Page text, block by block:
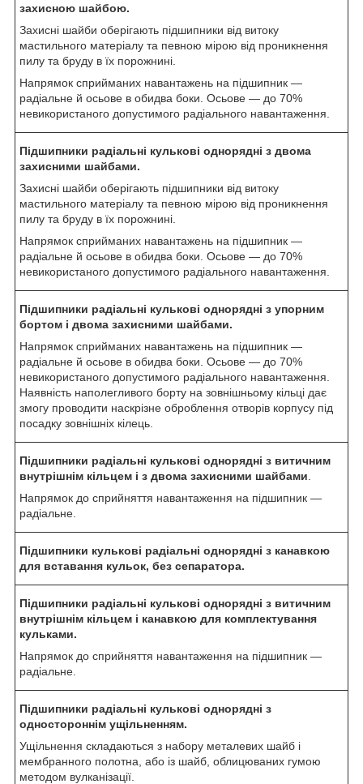
захисною шайбою.
Захисні шайби оберігають підшипники від витоку
мастильного матеріалу та певною мірою від проникнення
пилу та бруду в їх порожнині.
Напрямок сприйманих навантажень на підшипник —
радіальне й осьове в обидва боки. Осьове — до 70%
невикористаного допустимого радіального навантаження.
Підшипники радіальні кулькові однорядні з двома
захисними шайбами.
Захисні шайби оберігають підшипники від витоку
мастильного матеріалу та певною мірою від проникнення
пилу та бруду в їх порожнині.
Напрямок сприйманих навантажень на підшипник —
радіальне й осьове в обидва боки. Осьове — до 70%
невикористаного допустимого радіального навантаження.
Підшипники радіальні кулькові однорядні з упорним
бортом і двома захисними шайбами.
Напрямок сприйманих навантажень на підшипник —
радіальне й осьове в обидва боки. Осьове — до 70%
невикористаного допустимого радіального навантаження.
Наявність наполегливого борту на зовнішньому кільці дає
змогу проводити наскрізне оброблення отворів корпусу під
посадку зовнішніх кілець.
Підшипники радіальні кулькові однорядні з витичним
внутрішнім кільцем і з двома захисними шайбами
Напрямок до сприйняття навантаження на підшипник —
радіальне.
Підшипники кулькові радіальні однорядні з канавкою
для вставання кульок, без сепаратора.
Підшипники радіальні кулькові однорядні з витичним
внутрішнім кільцем і канавкою для комплектування
кульками.
Напрямок до сприйняття навантаження на підшипник —
радіальне.
Підшипники радіальні кулькові однорядні з
одностороннім ущільненням.
Ущільнення складаються з набору металевих шайб і
мембранного полотна, або із шайб, облицюваних гумою
методом вулканізації.